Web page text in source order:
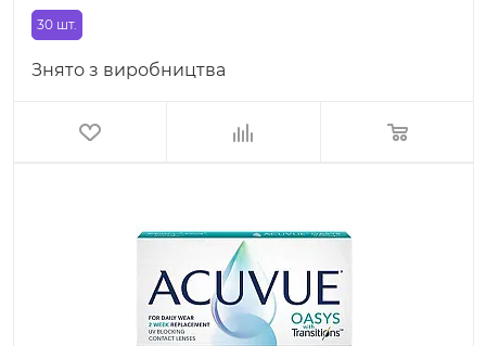
30 шт.
Знято з виробництва